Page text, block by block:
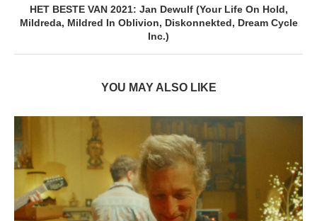
HET BESTE VAN 2021: Jan Dewulf (Your Life On Hold,
Mildreda, Mildred In Oblivion, Diskonnekted, Dream Cycle
Inc.)
YOU MAY ALSO LIKE